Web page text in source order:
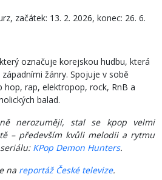
začátek: 13. 2. 2026, konec: 26. 6.
označuje korejskou hudbu, která
žánry. Spojuje v sobě
hop, rap, elektropop, rock, RnB a
balad.
nerozumějí, stal se kpop velmi
– především kvůli melodii a rytmu
KPop Demon Hunters.
na reportáž České televize.